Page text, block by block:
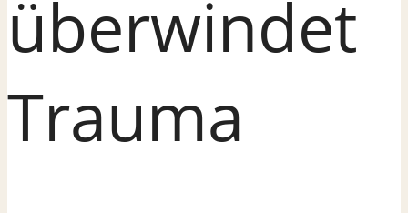
überwindet
Trauma